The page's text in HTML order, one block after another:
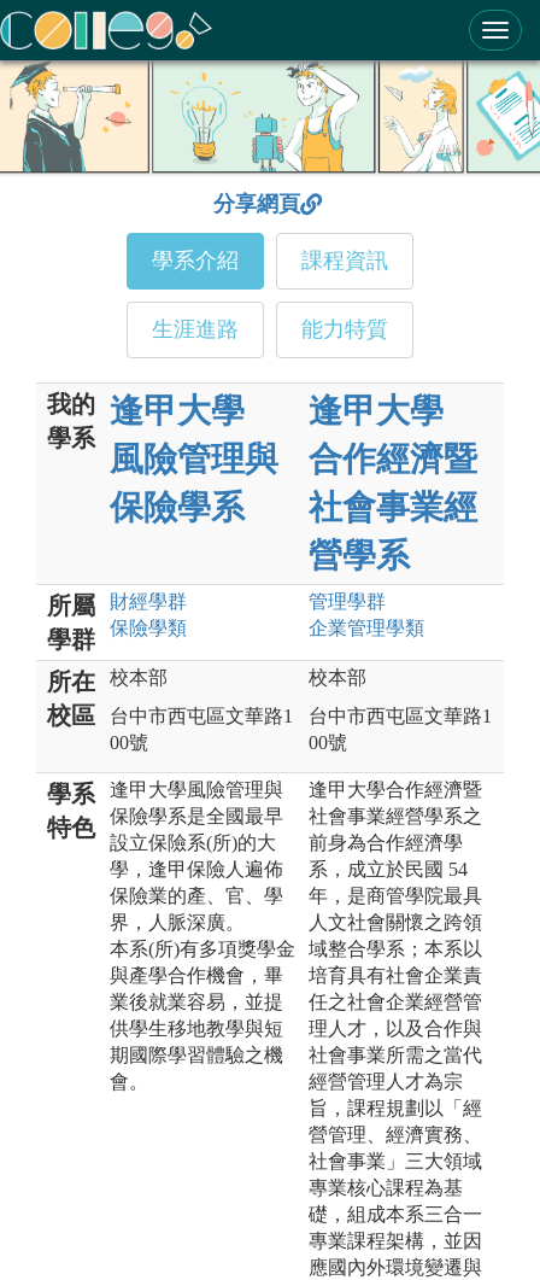
ColleGo! 大學選才與高中育才輔助系統
分享網頁
學系介紹 課程資訊
生涯進路 能力特質
我的
學系
逢甲大學
風險管理與
保險學系
逢甲大學
合作經濟暨
社會事業經
營學系
所屬
學群
財經學群
保險學類
管理學群
企業管理學類
所在
校區
校本部
台中市西屯區文華路1
00號
校本部
台中市西屯區文華路1
00號
學系
特色
逢甲大學風險管理與
保險學系是全國最早
設立保險系(所)的大
學，逢甲保險人遍佈
保險業的產、官、學
界，人脈深廣。
本系(所)有多項獎學金
與產學合作機會，畢
業後就業容易，並提
供學生移地教學與短
期國際學習體驗之機
會。
逢甲大學合作經濟暨
社會事業經營學系之
前身為合作經濟學
系，成立於民國 54
年，是商管學院最具
人文社會關懷之跨領
域整合學系；本系以
培育具有社會企業責
任之社會企業經營管
理人才，以及合作與
社會事業所需之當代
經營管理人才為宗
旨，課程規劃以「經
營管理、經濟實務、
社會事業」三大領域
專業核心課程為基
礎，組成本系三合一
專業課程架構，並因
應國內外環境變遷與